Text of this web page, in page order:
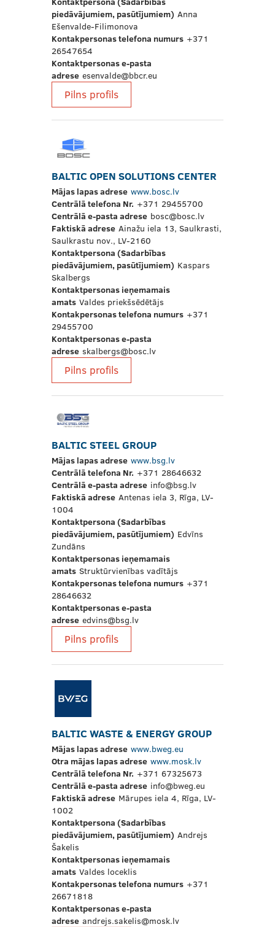
piedāvājumiem, pasūtījumiem) Anna
Ešenvalde-Filimonova
Kontakpersonas telefona numurs +371
26547654
Kontaktpersonas e-pasta
adrese esenvalde@bbcr.eu
Pilns profils
BALTIC OPEN SOLUTIONS CENTER
Mājas lapas adrese www.bosc.lv
Centrālā telefona Nr. +371 29455700
Centrālā e-pasta adrese bosc@bosc.lv
Faktiskā adrese Ainažu iela 13, Saulkrasti,
Saulkrastu nov., LV-2160
Kontaktpersona (Sadarbības
piedāvājumiem, pasūtījumiem) Kaspars
Skalbergs
Kontaktpersonas ieņemamais
amats Valdes priekšsēdētājs
Kontakpersonas telefona numurs +371
29455700
Kontaktpersonas e-pasta
adrese skalbergs@bosc.lv
Pilns profils
BALTIC STEEL GROUP
Mājas lapas adrese www.bsg.lv
Centrālā telefona Nr. +371 28646632
Centrālā e-pasta adrese info@bsg.lv
Faktiskā adrese Antenas iela 3, Rīga, LV-
1004
Kontaktpersona (Sadarbības
piedāvājumiem, pasūtījumiem) Edvīns
Zundāns
Kontaktpersonas ieņemamais
amats Struktūrvienības vadītājs
Kontakpersonas telefona numurs +371
28646632
Kontaktpersonas e-pasta
adrese edvins@bsg.lv
Pilns profils
BALTIC WASTE & ENERGY GROUP
Mājas lapas adrese www.bweg.eu
Otra mājas lapas adrese www.mosk.lv
Centrālā telefona Nr. +371 67325673
Centrālā e-pasta adrese info@bweg.eu
Faktiskā adrese Mārupes iela 4, Rīga, LV-
1002
Kontaktpersona (Sadarbības
piedāvājumiem, pasūtījumiem) Andrejs
Šakelis
Kontaktpersonas ieņemamais
amats Valdes loceklis
Kontakpersonas telefona numurs +371
26671818
Kontaktpersonas e-pasta
adrese andrejs.sakelis@mosk.lv